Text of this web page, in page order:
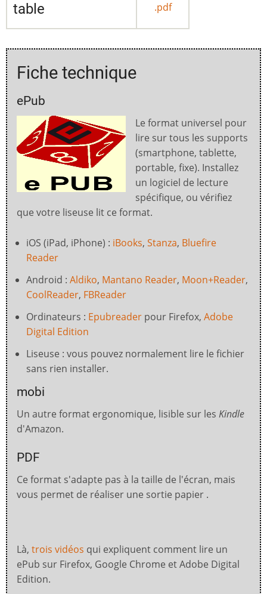
table
.pdf
Fiche technique
ePub
Le format universel pour
lire sur tous les supports
(smartphone, tablette,
portable, fixe). Installez
un logiciel de lecture
spécifique, ou vérifiez
que votre liseuse lit ce format.
iOS (iPad, iPhone) : iBooks, Stanza, Bluefire
Reader
Android : Aldiko, Mantano Reader, Moon+Reader,
CoolReader, FBReader
Ordinateurs : Epubreader pour Firefox, Adobe
Digital Edition
Liseuse : vous pouvez normalement lire le fichier
sans rien installer.
mobi
Un autre format ergonomique, lisible sur les Kindle
d'Amazon.
PDF
Ce format s'adapte pas à la taille de l'écran, mais
vous permet de réaliser une sortie papier .
Là, trois vidéos qui expliquent comment lire un
ePub sur Firefox, Google Chrome et Adobe Digital
Edition.